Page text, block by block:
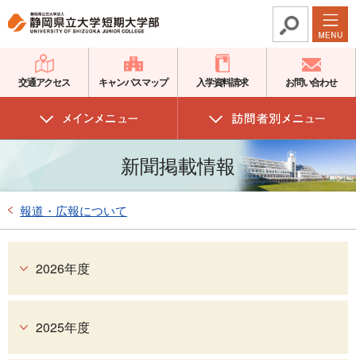
ロ
ル
ビ
シ
ョ
ン
文
ー
ナ
ゲ
ョ
ン
へ
ッ
へ
交通アクセス キャンパスマップ 入学資料請求 お問い合わせ
新聞掲載情報
報道・広報について
2026年度
2025年度